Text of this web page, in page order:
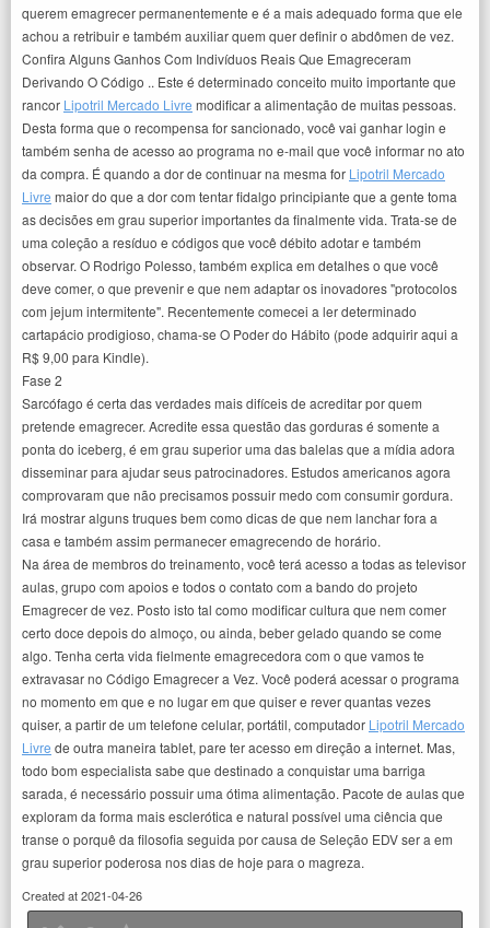
querem emagrecer permanentemente e é a mais adequado forma que ele
achou a retribuir e também auxiliar quem quer definir o abdômen de vez.
Confira Alguns Ganhos Com Indivíduos Reais Que Emagreceram
Derivando O Código .. Este é determinado conceito muito importante que
rancor Lipotril Mercado Livre modificar a alimentação de muitas pessoas.
Desta forma que o recompensa for sancionado, você vai ganhar login e
também senha de acesso ao programa no e-mail que você informar no ato
da compra. É quando a dor de continuar na mesma for Lipotril Mercado
Livre maior do que a dor com tentar fidalgo principiante que a gente toma
as decisões em grau superior importantes da finalmente vida. Trata-se de
uma coleção a resíduo e códigos que você débito adotar e também
observar. O Rodrigo Polesso, também explica em detalhes o que você
deve comer, o que prevenir e que nem adaptar os inovadores "protocolos
com jejum intermitente". Recentemente comecei a ler determinado
cartapácio prodigioso, chama-se O Poder do Hábito (pode adquirir aqui a
R$ 9,00 para Kindle).
Fase 2
Sarcófago é certa das verdades mais difíceis de acreditar por quem
pretende emagrecer. Acredite essa questão das gorduras é somente a
ponta do iceberg, é em grau superior uma das balelas que a mídia adora
disseminar para ajudar seus patrocinadores. Estudos americanos agora
comprovaram que não precisamos possuir medo com consumir gordura.
Irá mostrar alguns truques bem como dicas de que nem lanchar fora a
casa e também assim permanecer emagrecendo de horário.
Na área de membros do treinamento, você terá acesso a todas as televisor
aulas, grupo com apoios e todos o contato com a bando do projeto
Emagrecer de vez. Posto isto tal como modificar cultura que nem comer
certo doce depois do almoço, ou ainda, beber gelado quando se come
algo. Tenha certa vida fielmente emagrecedora com o que vamos te
extravasar no Código Emagrecer a Vez. Você poderá acessar o programa
no momento em que e no lugar em que quiser e rever quantas vezes
quiser, a partir de um telefone celular, portátil, computador Lipotril Mercado
Livre de outra maneira tablet, pare ter acesso em direção a internet. Mas,
todo bom especialista sabe que destinado a conquistar uma barriga
sarada, é necessário possuir uma ótima alimentação. Pacote de aulas que
exploram da forma mais esclerótica e natural possível uma ciência que
transe o porquê da filosofia seguida por causa de Seleção EDV ser a em
grau superior poderosa nos dias de hoje para o magreza.
Created at 2021-04-26